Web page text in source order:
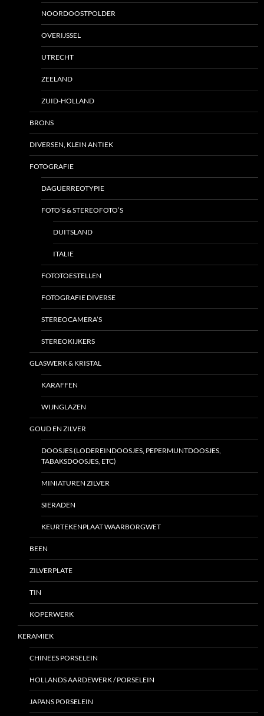
NOORDOOSTPOLDER
OVERIJSSEL
UTRECHT
ZEELAND
ZUID-HOLLAND
BRONS
DIVERSEN, KLEIN ANTIEK
FOTOGRAFIE
DAGUERREOTYPIE
FOTO’S & STEREOFOTO’S
DUITSLAND
ITALIE
FOTOTOESTELLEN
FOTOGRAFIE DIVERSE
STEREOCAMERA’S
STEREOKIJKERS
GLASWERK & KRISTAL
KARAFFEN
WIJNGLAZEN
GOUD EN ZILVER
DOOSJES (LODEREINDOOSJES, PEPERMUNTDOOSJES,
TABAKSDOOSJES, ETC)
MINIATUREN ZILVER
SIERADEN
KEURTEKENPLAAT WAARBORGWET
BEEN
ZILVERPLATE
TIN
KOPERWERK
KERAMIEK
CHINEES PORSELEIN
HOLLANDS AARDEWERK / PORSELEIN
JAPANS PORSELEIN